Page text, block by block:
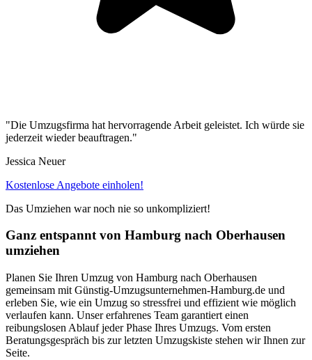
"Die Umzugsfirma hat hervorragende Arbeit geleistet. Ich würde sie
jederzeit wieder beauftragen."
Jessica Neuer
Kostenlose Angebote einholen!
Das Umziehen war noch nie so unkompliziert!
Ganz entspannt von Hamburg⁠ nach Oberhausen
umziehen
Planen Sie Ihren Umzug von Hamburg⁠ nach Oberhausen
gemeinsam mit Günstig-Umzugsunternehmen-Hamburg.de und
erleben Sie, wie ein Umzug so stressfrei und effizient wie möglich
verlaufen kann. Unser erfahrenes Team garantiert einen
reibungslosen Ablauf jeder Phase Ihres Umzugs. Vom ersten
Beratungsgespräch bis zur letzten Umzugskiste stehen wir Ihnen zur
Seite.